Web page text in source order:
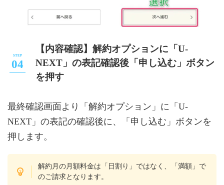
【内容確認】解約オプションに「U-
NEXT」の表記確認後「申し込む」ボタン
を押す
最終確認画面より「解約オプション」に「U-
NEXT」の表記の確認後に、「申し込む」ボタンを
押します。
解約月の月額料金は「日割り」ではなく、「満額」で
のご請求となります。